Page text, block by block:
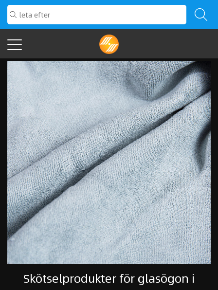
Produkter.
för glasögon i